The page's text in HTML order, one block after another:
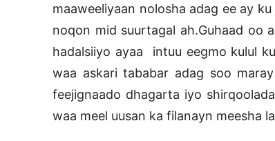
maaweeliyaan nolosha adag ee ay
noqon mid suurtagal ah.Guhaad oo
hadalsiiyo ayaa intuu eegmo kulul
waa askari tababar adag soo
feejignaado dhagarta iyo
waa meel uusan ka filanayn meesha